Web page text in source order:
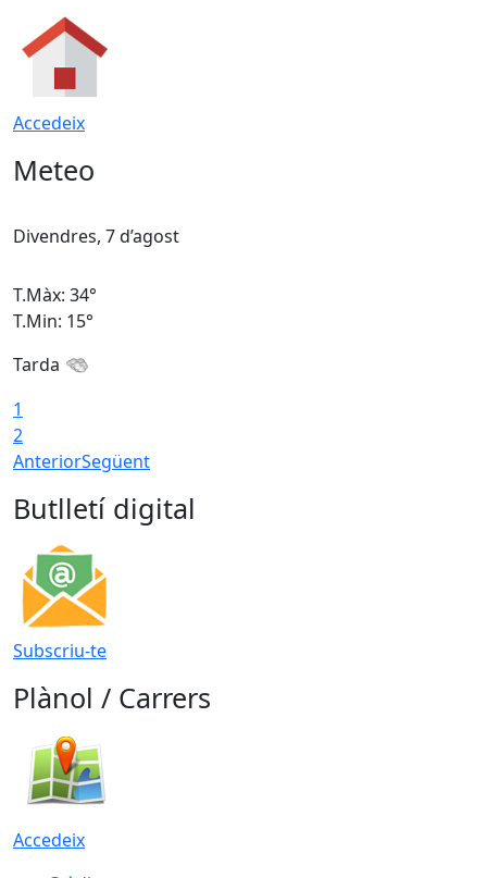
Accedeix
Meteo
Divendres, 7 d’agost
T.Màx: 34°
T.Min: 15°
Tarda
1
2
AnteriorSegüent
Butlletí digital
Subscriu-te
Plànol / Carrers
Accedeix